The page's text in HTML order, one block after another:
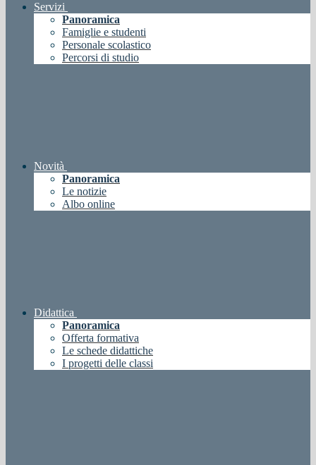
Servizi
Panoramica
Famiglie e studenti
Personale scolastico
Percorsi di studio
Novità
Panoramica
Le notizie
Albo online
Didattica
Panoramica
Offerta formativa
Le schede didattiche
I progetti delle classi